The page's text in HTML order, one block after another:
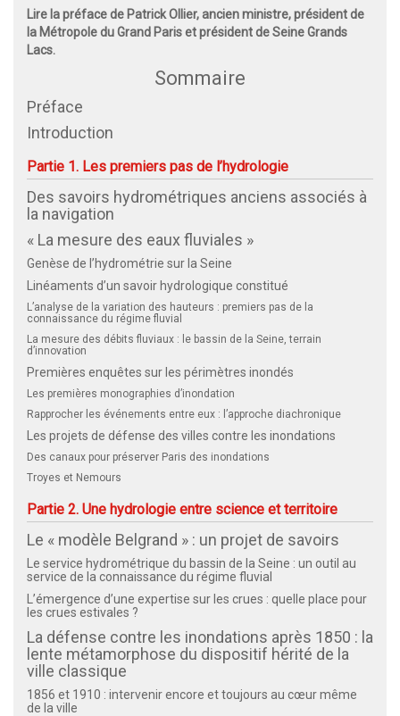
Lire la préface de Patrick Ollier, ancien ministre, président de
la Métropole du Grand Paris et président de Seine Grands
Lacs.
Sommaire
Préface
Introduction
Partie 1. Les premiers pas de l’hydrologie
Des savoirs hydrométriques anciens associés à
la navigation
« La mesure des eaux fluviales »
Genèse de l’hydrométrie sur la Seine
Linéaments d’un savoir hydrologique constitué
L’analyse de la variation des hauteurs : premiers pas de la
connaissance du régime fluvial
La mesure des débits fluviaux : le bassin de la Seine, terrain
d’innovation
Premières enquêtes sur les périmètres inondés
Les premières monographies d’inondation
Rapprocher les événements entre eux : l’approche diachronique
Les projets de défense des villes contre les inondations
Des canaux pour préserver Paris des inondations
Troyes et Nemours
Partie 2. Une hydrologie entre science et territoire
Le « modèle Belgrand » : un projet de savoirs
Le service hydrométrique du bassin de la Seine : un outil au
service de la connaissance du régime fluvial
L’émergence d’une expertise sur les crues : quelle place pour
les crues estivales ?
La défense contre les inondations après 1850 : la
lente métamorphose du dispositif hérité de la
ville classique
1856 et 1910 : intervenir encore et toujours au cœur même
de la ville